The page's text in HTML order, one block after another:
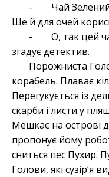
- Чай Зелений
Ще й для очей
- О, так цей
згадує детектив.
Порожниста
корабель. Плаває
Перегукується із
скарби і листи у
Мешкає на острові
пропонує йому
сниться пес Пухир.
Голови, які сузір’я